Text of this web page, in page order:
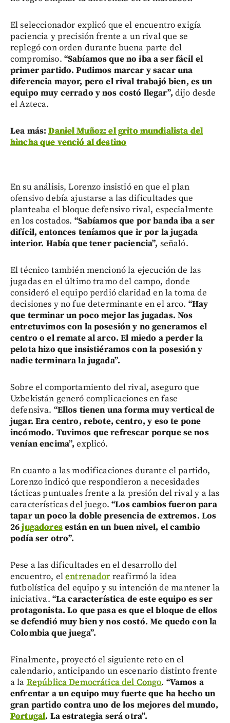
El seleccionador explicó que el encuentro exigía
paciencia y precisión frente a un rival que se
replegó con orden durante buena parte del
compromiso. “Sabíamos que no iba a ser fácil el
primer partido. Pudimos marcar y sacar una
diferencia mayor, pero el rival trabajó bien, es un
equipo muy cerrado y nos costó llegar”, dijo desde
el Azteca.
Lea más:Daniel Muñoz: el grito mundialista del
hincha que venció al destino
En su análisis, Lorenzo insistió en que el plan
ofensivo debía ajustarse a las dificultades que
planteaba el bloque defensivo rival, especialmente
en los costados. “Sabíamos que por banda iba a ser
difícil, entonces teníamos que ir por la jugada
interior. Había que tener paciencia”, señaló.
El técnico también mencionó la ejecución de las
jugadas en el último tramo del campo, donde
consideró el equipo perdió claridad en la toma de
decisiones y no fue determinante en el arco. “Hay
que terminar un poco mejor las jugadas. Nos
entretuvimos con la posesión y no generamos el
centro o el remate al arco. El miedo a perder la
pelota hizo que insistiéramos con la posesión y
nadie terminara la jugada”.
Sobre el comportamiento del rival, aseguro que
Uzbekistán generó complicaciones en fase
defensiva. “Ellos tienen una forma muy vertical de
jugar. Era centro, rebote, centro, y eso te pone
incómodo. Tuvimos que refrescar porque se nos
venían encima”,explicó.
En cuanto a las modificaciones durante el partido,
Lorenzo indicó que respondieron a necesidades
tácticas puntuales frente a la presión del rival y a las
características del juego.“Los cambios fueron para
tapar un poco la doble presencia de extremos. Los
26jugadoresestán en un buen nivel, el cambio
podía ser otro”.
Pese a las dificultades en el desarrollo del
encuentro, elentrenador reafirmó la idea
futbolística del equipo y su intención de mantener la
iniciativa. “La característica de este equipo es ser
protagonista. Lo que pasa es que el bloque de ellos
se defendió muy bien y nos costó. Me quedo con la
Colombia que juega”.
Finalmente, proyectó el siguiente reto en el
calendario, anticipando un escenario distinto frente
a la República Democrática del Congo. “Vamos a
enfrentar a un equipo muy fuerte que ha hecho un
gran partido contra uno de los mejores del mundo,
Portugal. La estrategia será otra”.